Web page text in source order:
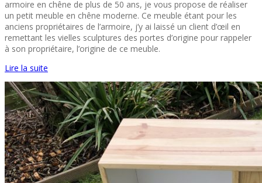
armoire en chêne de plus de 50 ans, je vous propose de réaliser
un petit meuble en chêne moderne. Ce meuble étant pour les
anciens propriétaires de l’armoire, j’y ai laissé un client d’œil en
remettant les vielles sculptures des portes d’origine pour rappeler
à son propriétaire, l’origine de ce meuble.
Lire la suite